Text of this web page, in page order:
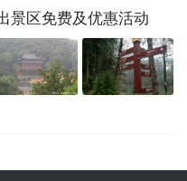
景区免费及优惠活动